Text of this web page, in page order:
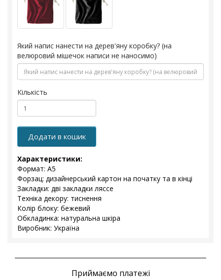
Який напис нанести на дерев'яну коробку? (на
велюровий мішечок написи не наносимо)
Кількість
Додати в кошик
Характеристики:
Формат: А5
Форзац: дизайнерський картон на початку та в кінці
Закладки: дві закладки ляссе
Техніка декору: тиснення
Колір блоку: бежевий
Обкладинка: натуральна шкіра
Виробник: Україна
Приймаємо платежі